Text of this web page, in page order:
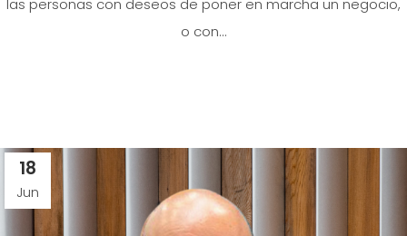
las personas con deseos de poner en marcha un negocio,
o con...
18
Jun